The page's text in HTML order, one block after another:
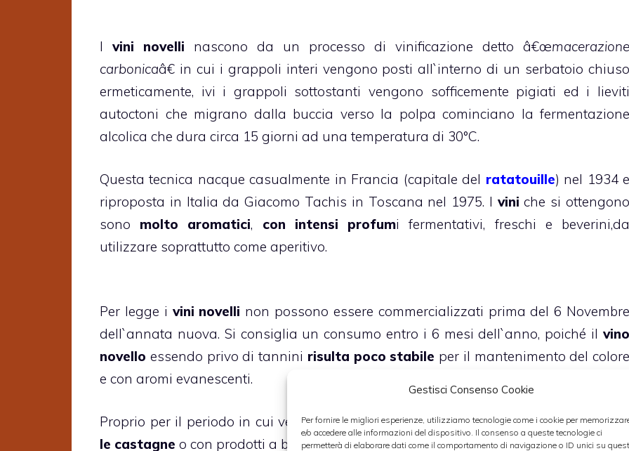
Gestisci Consenso Cookie
Per fornire le migliori esperienze, utilizziamo tecnologie come i cookie per
e/o accedere alle informazioni del dispositivo. Il consenso a queste tecnologie ci
permetterà di elaborare dati come il comportamento di navigazione o ID unici su
I vini novelli nascono da un processo di vinificazione detto â€œmacerazione
carbonicaâ€ in cui i grappoli interi vengono posti all`interno di un serbatoio chiuso
ermeticamente, ivi i grappoli sottostanti vengono sofficemente pigiati ed i lieviti
autoctoni che migrano dalla buccia verso la polpa cominciano la fermentazione
alcolica che dura circa 15 giorni ad una temperatura di 30°C.
Questa tecnica nacque casualmente in Francia (capitale del ratatouille) nel 1934
riproposta in Italia da Giacomo Tachis in Toscana nel 1975. I vini che si
sono molto aromatici, con intensi profumi fermentativi, freschi e
utilizzare soprattutto come aperitivo.
Per legge i vini novelli non possono essere commercializzati prima del 6
dell`annata nuova. Si consiglia un consumo entro i 6 mesi dell`anno, poiché il vino
novello essendo privo di tannini risulta poco stabile per il mantenimento del colore
e con aromi evanescenti.
Proprio per il periodo in cui vengono commercializzati si usaabbinare tali vini
le castagne o con prodotti a base di farina di castagne.